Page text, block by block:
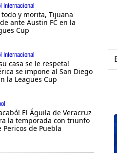
Internacional
todo y morita, Tijuana
ante Austin FC en la
Cup
Internacional
casa se le respeta!
se impone al San Diego
la Leagues Cup
El Águila de Veracruz
la temporada con triunfo
Pericos de Puebla